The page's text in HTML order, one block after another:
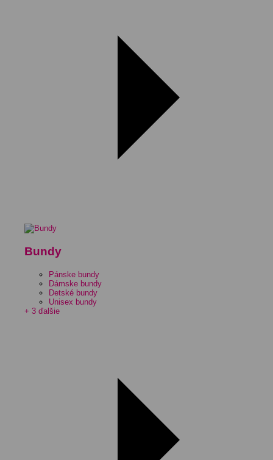
Bundy
Pánske bundy
Dámske bundy
Detské bundy
Unisex bundy
+ 3 ďalšie